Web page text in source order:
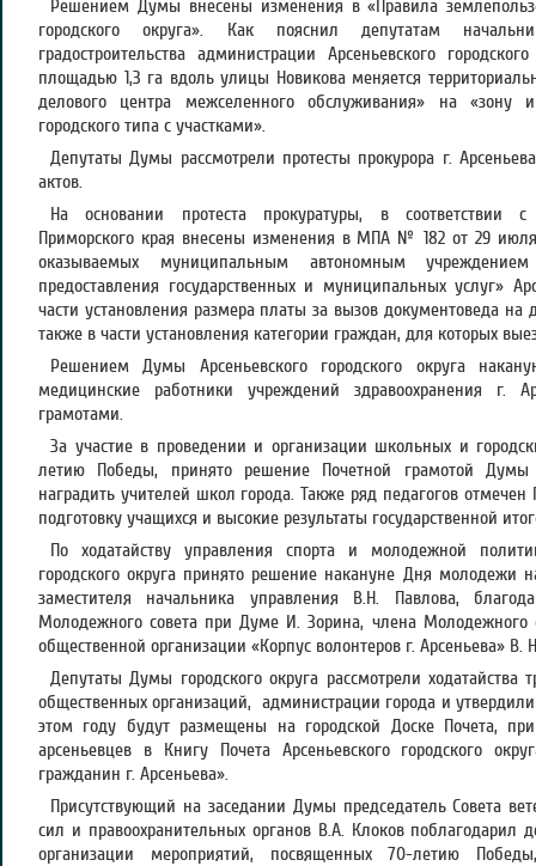
Решением Думы внесены изменения в «Правила
городского округа». Как пояснил депутатам
градостроительства администрации Арсеньевского
площадью 1,3 га вдоль улицы Новикова меняется
делового центра межселенного обслуживания» на «зону
городского типа с участками».
Депутаты Думы рассмотрели протесты прокурора г.
актов.
На основании протеста прокуратуры, в соответствии с
Приморского края внесены изменения в МПА № 182 от 29 июля
оказываемых муниципальным автономным
предоставления государственных и муниципальных услуг»
части установления размера платы за вызов документоведа
также в части установления категории граждан, для которых
Решением Думы Арсеньевского городского округа
медицинские работники учреждений здравоохранения г.
грамотами.
За участие в проведении и организации школьных и
летию Победы, принято решение Почетной грамотой Думы
наградить учителей школ города. Также ряд педагогов
подготовку учащихся и высокие результаты государственной
По ходатайству управления спорта и молодежной
городского округа принято решение накануне Дня молодежи
заместителя начальника управления В.Н. Павлова,
Молодежного совета при Думе И. Зорина, члена Молодежного
общественной организации «Корпус волонтеров г. Арсеньева» В.
Депутаты Думы городского округа рассмотрели ходатайства
общественных организаций, администрации города и
этом году будут размещены на городской Доске Почета,
арсеньевцев в Книгу Почета Арсеньевского городского
гражданин г. Арсеньева».
Присутствующий на заседании Думы председатель Совета
сил и правоохранительных органов В.А. Клоков поблагодарил
организации мероприятий, посвященных 70-летию